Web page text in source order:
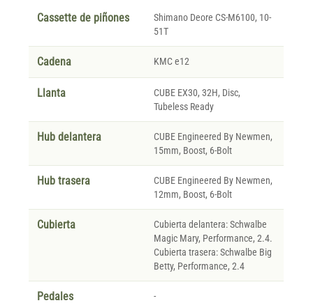
Cassette de piñones
Shimano Deore CS-M6100, 10-
51T
Cadena KMC e12
Llanta
CUBE EX30, 32H, Disc,
Tubeless Ready
Hub delantera
CUBE Engineered By Newmen,
15mm, Boost, 6-Bolt
Hub trasera
CUBE Engineered By Newmen,
12mm, Boost, 6-Bolt
Cubierta
Cubierta delantera: Schwalbe
Magic Mary, Performance, 2.4.
Cubierta trasera: Schwalbe Big
Betty, Performance, 2.4
Pedales -